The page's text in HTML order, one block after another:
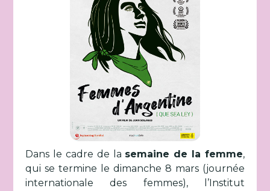
Dans le cadre de la semaine de la femme,
qui se termine le dimanche 8 mars (journée
internationale des femmes), l’Institut